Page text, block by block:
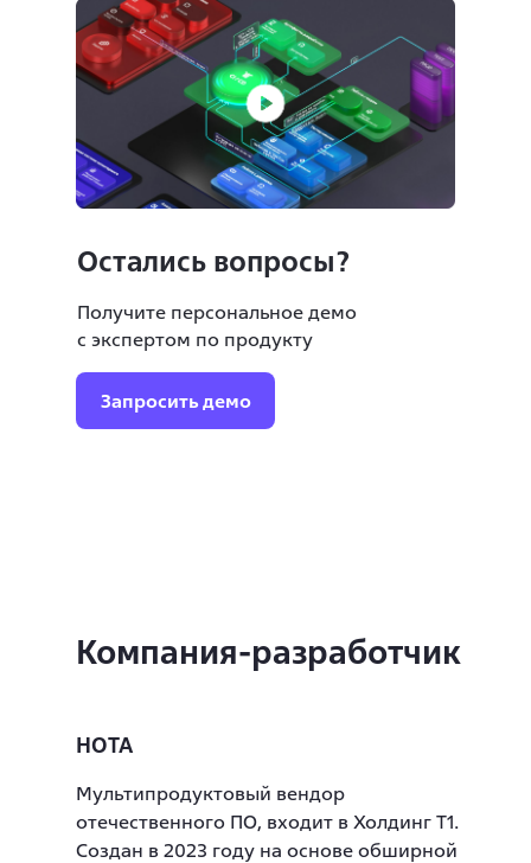
Остались вопросы?
Получите персональное демо
с экспертом по продукту
Запросить демо
Компания-разработчик
НОТА
бизнес.
крупнейший частный бизнес.
Мультипродуктовый вендор
отечественного ПО, входит в Холдинг Т1.
Создан в 2023 году на основе обширной